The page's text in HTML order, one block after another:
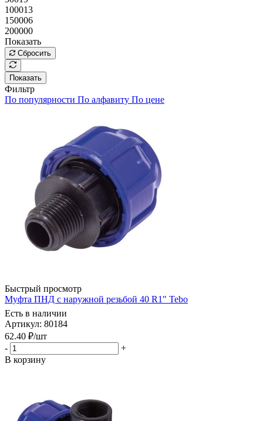
100013
150006
200000
Показать
Сбросить
Показать
Фильтр
По популярности По алфавиту По цене
Быстрый просмотр
Муфта ПНД с наружной резьбой 40 R1" Tebo
Есть в наличии
Артикул: 80184
62.40 ₽/шт
-
+
В корзину